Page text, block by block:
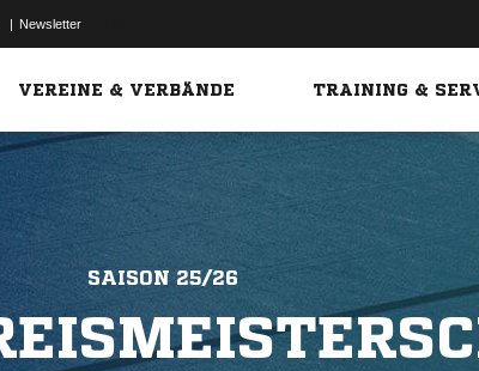
| Newsletter
VEREINE & VERBÄNDE TRAINING &
SAISON 25/26